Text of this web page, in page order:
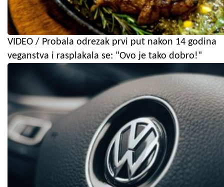
VIDEO / Probala odrezak prvi put nakon 14 godina
veganstva i rasplakala se: "Ovo je tako dobro!"